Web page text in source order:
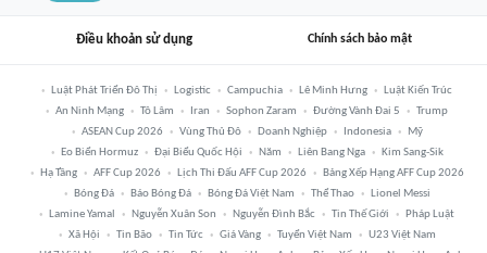
Điều khoản sử dụng Chính sách bảo mật
Luật Phát Triển Đô Thị Logistic Campuchia Lê Minh Hưng
Luật Kiến Trúc
An Ninh Mạng
Tô Lâm Iran Sophon Zaram Đường Vành Đai 5
Trump
ASEAN Cup 2026
Vùng Thủ Đô Doanh Nghiệp Indonesia
Mỹ
Eo Biển Hormuz
Đại Biểu Quốc Hội Năm Liên Bang Nga
Kim Sang-Sik
Hạ Tầng
AFF Cup 2026 Lịch Thi Đấu AFF Cup 2026
Bảng Xếp Hạng AFF Cup 2026
Bóng Đá
Báo Bóng Đá Bóng Đá Việt Nam Thể Thao
Lionel Messi
Lamine Yamal
Nguyễn Xuân Son Nguyễn Đình Bắc Tin Thế Giới
Pháp Luật
Xã Hội
Tin Bão Tin Tức Giá Vàng Tuyển Việt Nam
U23 Việt Nam